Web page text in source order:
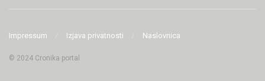
Impressum Izjava privatnosti Naslovnica
© 2024 Cronika portal